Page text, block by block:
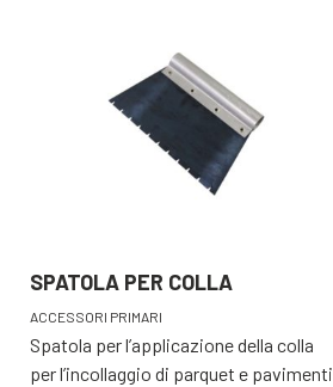
SPATOLA PER COLLA
ACCESSORI PRIMARI
Spatola per l’applicazione della colla
per l’incollaggio di parquet e pavimenti